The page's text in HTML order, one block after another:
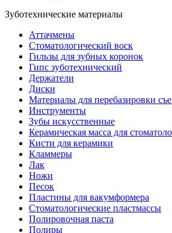
Зуботехнические материалы
Аттачмены
Стоматологический воск
Гильзы для зубных коронок
Гипс зуботехнический
Держатели
Диски
Материалы для перебазировки
Инструменты
Зубы искусственные
Керамическая масса для
Кисти для керамики
Кламмеры
Лак
Ножи
Песок
Пластины для вакумформера
Стоматологические пластмассы
Полировочная паста
Полиры